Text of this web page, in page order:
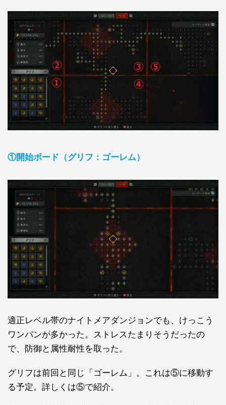
①開始ボード（グリフ：ゴーレム）
適正レベル帯のナイトメアダンジョンでも、けっこう
ワンパンが多かった。ストレスたまりそうだったの
で、防御と属性耐性を取った。
グリフは前回と同じ「ゴーレム」。これは⑤に移動す
る予定。詳しくは⑤で紹介。